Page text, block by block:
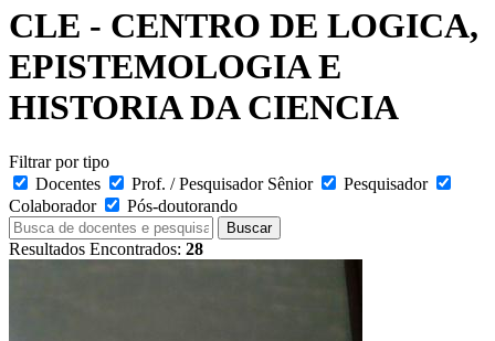
CLE - CENTRO DE LOGICA,
EPISTEMOLOGIA E
HISTORIA DA CIENCIA
Filtrar por tipo
Docentes
Prof. / Pesquisador Sênior
Pesquisador
Colaborador
Pós-doutorando
Buscar
Resultados Encontrados: 28